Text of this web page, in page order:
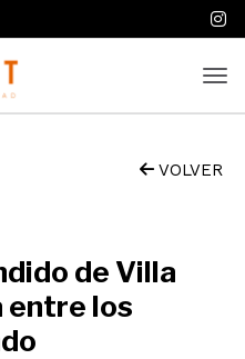
VOLVER
de Villa
entre los